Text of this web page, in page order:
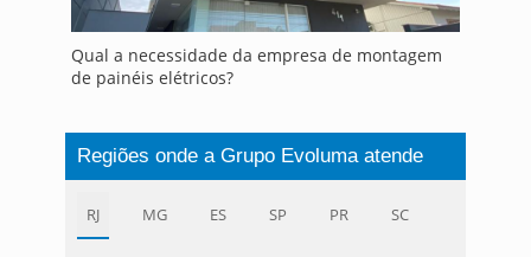
Qual a necessidade da empresa de montagem
de painéis elétricos?
Regiões onde a Grupo Evoluma atende
RJ MG ES SP PR SC